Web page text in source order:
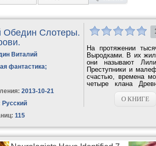
Обедин Слотеры.
Виталий
фантастика;
2013-10-21
Русский
115
На протяжении
Выродками. В их
они называют
Преступники и
счастью, времена
четыре клана
Проклятом, и
О КНИГЕ